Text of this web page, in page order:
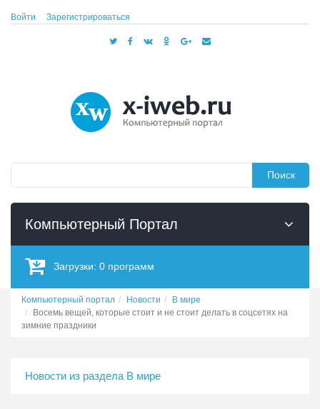
Войти Зарегистрироваться
Поиск
Компьютерный Портал
Загрузки: 0 программ
Компьютерный портал Новости
В мире
Восемь вещей, которые стоит и не стоит делать в соцсетях на
зимние праздники
Новости из раздела В мире